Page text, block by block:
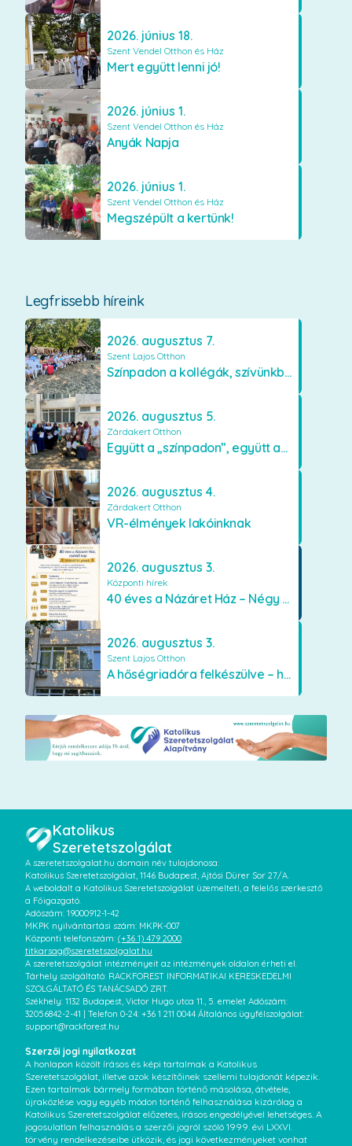
2026. június 18.
Szent Vendel Otthon és Ház
Mert együtt lenni jó!
2026. június 1.
Szent Vendel Otthon és Ház
Anyák Napja
2026. június 1.
Szent Vendel Otthon és Ház
Megszépült a kertünk!
Legfrissebb híreink
2026. augusztus 7.
Szent Lajos Otthon
Színpadon a kollégák, szívünkben a lakók
2026. augusztus 5.
Zárdakert Otthon
Együtt a „színpadon”, együtt az élményekért 🎭✨
2026. augusztus 4.
Zárdakert Otthon
VR-élmények lakóinknak
2026. augusztus 3.
Központi hírek
40 éves a Názáret Ház – Négy évtized szeretetben és gondoskodásban
2026. augusztus 3.
Szent Lajos Otthon
A hőségriadóra felkészülve – hűsítő fejlesztések a Szent Lajos Otthonban
Katolikus
Szeretetszolgálat
A szeretetszolgalat.hu domain név tulajdonosa:
Katolikus Szeretetszolgálat, 1146 Budapest, Ajtósi Dürer Sor 27/A.
A weboldalt a Katolikus Szeretetszolgálat üzemelteti, a felelős szerkesztő
a Főigazgató.
Adószám: 19000912-1-42
MKPK nyilvántartási szám: MKPK-007
Központi telefonszám: (+36 1) 479 2000
titkarsag@szeretetszolgalat.hu
A szeretetszolgálat intézményeit az intézmények oldalon érheti el.
Tárhely szolgáltató: RACKFOREST INFORMATIKAI KERESKEDELMI
SZOLGÁLTATÓ ÉS TANÁCSADÓ ZRT.
Székhely: 1132 Budapest, Victor Hugo utca 11., 5. emelet Adószám:
32056842-2-41 | Telefon 0-24: +36 1 211 0044 Általános ügyfélszolgálat:
support@rackforest.hu
Szerzői jogi nyilatkozat
A honlapon közölt írásos és képi tartalmak a Katolikus
Szeretetszolgálat, illetve azok készítőinek szellemi tulajdonát képezik.
Ezen tartalmak bármely formában történő másolása, átvétele,
újraközlése vagy egyéb módon történő felhasználása kizárólag a
Katolikus Szeretetszolgálat előzetes, írásos engedélyével lehetséges. A
jogosulatlan felhasználás a szerzői jogról szóló 1999. évi LXXVI.
törvény rendelkezéseibe ütközik, és jogi következményeket vonhat